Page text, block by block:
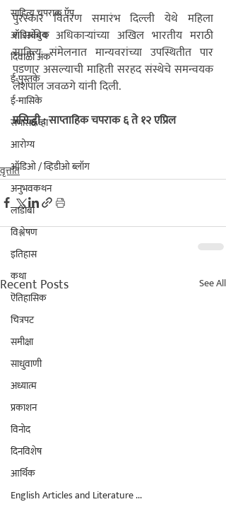
साहित्य चपराक ऍप
ऑडिओबुक
दिवाळी अंक
ई-पुस्तके
ई-मासिके
सभासद व्हा
आरोग्य
ऑडिओ / व्हिडीओ ब्लॉग
अनुभवकथन
लाडोबा
विश्लेषण
इतिहास
कथा
ऎतिहासिक
चित्रपट
समीक्षा
साधुवाणी
अध्यात्म
प्रकाशन
विनोद
दिनविशेष
आर्थिक
English Articles and Literature ...
पुरस्कार वितरण समारंभ दिल्ली येथे महिला
शासकीय अधिकाऱ्यांच्या अखिल भारतीय मराठी
साहित्य संमेलनात मान्यवरांच्या उपस्थितीत पार
पडणार असल्याची माहिती सरहद संस्थेचे समन्वयक
लेशपाल जवळगे यांनी दिली.
प्रसिद्धी : साप्ताहिक चपराक ६ ते १२ एप्रिल
वृत्तांत
Recent Posts See All